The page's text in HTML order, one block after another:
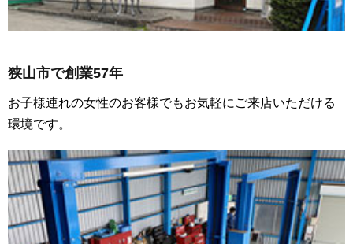
狭山市で創業57年
お子様連れの女性のお客様でもお気軽にご来店いただける
環境です。